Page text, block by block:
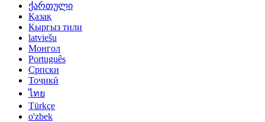
ქართული
Қазақ
Кыргыз тили
latviešu
Монгол
Português
Српски
Тоҷикӣ
ไทย
Türkçe
o'zbek